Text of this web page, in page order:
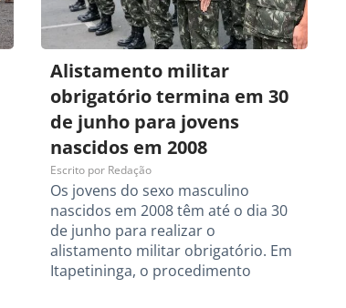
Alistamento militar
obrigatório termina em 30
de junho para jovens
nascidos em 2008
Escrito por Redação
Os jovens do sexo masculino
nascidos em 2008 têm até o dia 30
de junho para realizar o
alistamento militar obrigatório. Em
Itapetininga, o procedimento